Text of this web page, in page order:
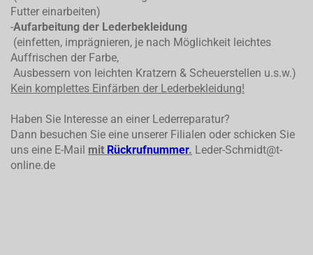
Futter einarbeiten)
-Aufarbeitung der Lederbekleidung
(einfetten, imprägnieren, je nach Möglichkeit leichtes
Auffrischen der Farbe,
Ausbessern von leichten Kratzern & Scheuerstellen u.s.w.)
Kein komplettes Einfärben der Lederbekleidung!
Haben Sie Interesse an einer Lederreparatur?
Dann besuchen Sie eine unserer Filialen oder schicken Sie
uns eine E-Mail mit Rückrufnummer. Leder-Schmidt@t-
online.de